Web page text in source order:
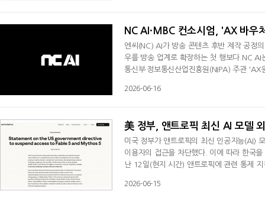
NC AI·MBC 컨소시엄, 'AX 바
엔씨(NC) AI가 방송 콘텐츠 후반 제작 공정
우를 방송 업계로 확장하는 첫 행보다.NC
통신부·정보통신산업진흥원(NIPA) 주관
프로덕션 전 과정은 현재 수작업 의존도가
2026-06-16
美 정부, 앤트로픽 최신 AI 모델
미국 정부가 앤트로픽의 최신 인공지능
이용자의 접근을 차단했다. 이에 따라 한국
난 12일(현지 시간) 앤트로픽에 관련 통제
상으로 한 서비스만을 제공하라는 명령으로
2026-06-15